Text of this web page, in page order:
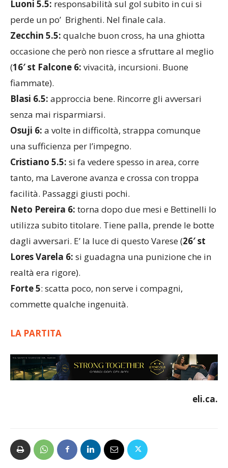
Luoni 5.5: responsabilità sul gol subito in cui si
perde un po’ Brighenti. Nel finale cala.
Zecchin 5.5: qualche buon cross, ha una ghiotta
occasione che però non riesce a sfruttare al meglio
(16′ st Falcone 6: vivacità, incursioni. Buone
fiammate).
Blasi 6.5: approccia bene. Rincorre gli avversari
senza mai risparmiarsi.
Osuji 6: a volte in difficoltà, strappa comunque
una sufficienza per l’impegno.
Cristiano 5.5: si fa vedere spesso in area, corre
tanto, ma Laverone avanza e crossa con troppa
facilità. Passaggi giusti pochi.
Neto Pereira 6: torna dopo due mesi e Bettinelli lo
utilizza subito titolare. Tiene palla, prende le botte
dagli avversari. E’ la luce di questo Varese (26′ st
Lores Varela 6: si guadagna una punizione che in
realtà era rigore).
Forte 5: scatta poco, non serve i compagni,
commette qualche ingenuità.
LA PARTITA
eli.ca.